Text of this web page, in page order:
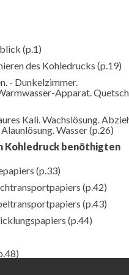
(p.1)
des Kohledrucks (p.19)
- Dunkelzimmer.
Apparat.
Kali. Wachslösung.
Wasser(p.26)
Kohledruck benöthigten
(p.33)
(p.42)
(p.43)
(p.44)